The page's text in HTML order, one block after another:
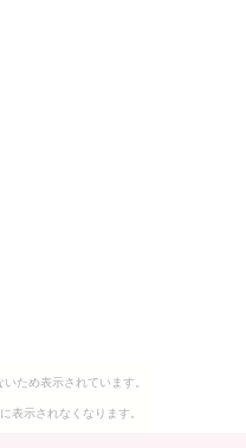
ため表示されています。
表示されなくなります。